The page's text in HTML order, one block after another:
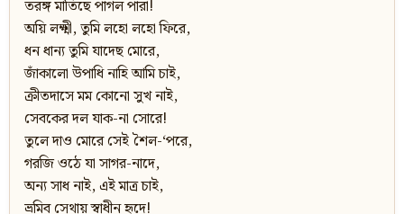
তরঙ্গ মাতিছে পাগল পারা!
অয়ি লক্ষ্মী, তুমি লহো লহো ফিরে,
ধন ধান্য তুমি যাদেছ মোরে,
জাঁকালো উপাধি নাহি আমি চাই,
ক্রীতদাসে মম কোনো সুখ নাই,
সেবকের দল যাক-না সোরে!
তুলে দাও মোরে সেই শৈল-‘পরে,
গরজি ওঠে যা সাগর-নাদে,
অন্য সাধ নাই, এই মাত্র চাই,
ভ্রমিব সেথায় স্বাধীন হৃদে!